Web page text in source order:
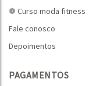
❁ Curso moda fitness
Fale conosco
Depoimentos
PAGAMENTOS